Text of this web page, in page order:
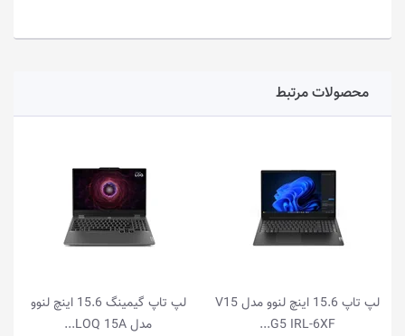
محصولات مرتبط
لپ تاپ گیمینگ 15.6 اینچ لنوو
مدل LOQ 15A...
لپ تاپ گیمینگ 15.1 اینچ لنوو
مدل Legion...